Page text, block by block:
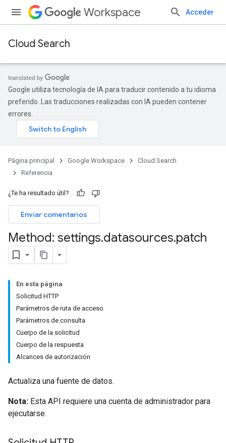
Workspace Acceder
Cloud Search
Google utiliza tecnología de IA para traducir contenido a tu idioma
preferido. Las traducciones realizadas con IA pueden contener
errores.
Página principal Google Workspace
Cloud Search
Referencia
¿Te ha resultado útil?
Enviar comentarios
Method: settings.datasources.patch
En esta página
Solicitud HTTP
Parámetros de ruta de acceso
Parámetros de consulta
Cuerpo de la solicitud
Cuerpo de la respuesta
Alcances de autorización
Actualiza una fuente de datos.
Nota: Esta API requiere una cuenta de administrador para
ejecutarse.